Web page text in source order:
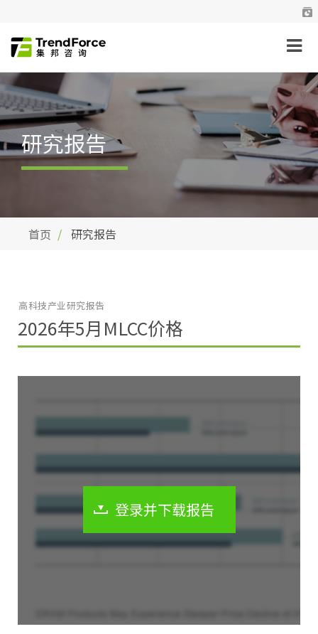
研究报告
首页 研究报告
2026年5月MLCC价格
高科技产业研究报告
登录并下载报告